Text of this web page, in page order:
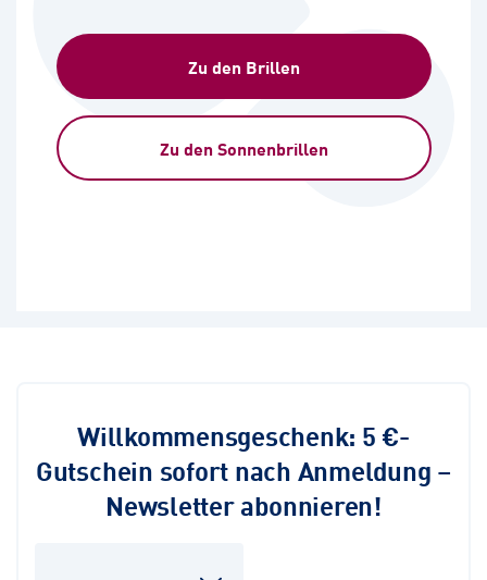
Zu den Brillen
Zu den Sonnenbrillen
Willkommensgeschenk: 5 €-
Gutschein sofort nach Anmeldung –
Newsletter abonnieren!